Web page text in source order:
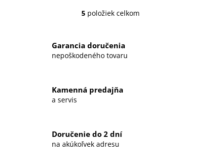
O
á
d
i
v
k
5 položiek celkom
Garancia doručenia
nepoškodeného tovaru
Kamenná predajňa
a servis
Doručenie do 2 dní
na akúkoľvek adresu